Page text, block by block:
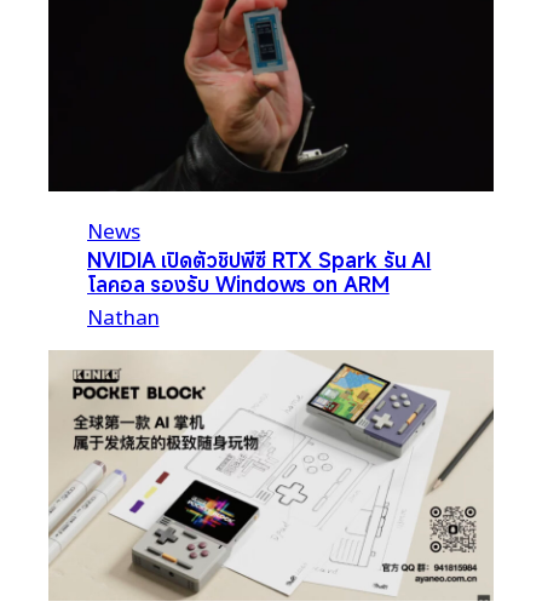
News
NVIDIA เปิดตัวชิปพีซี RTX Spark รัน AI
โลคอล รองรับ Windows on ARM
Nathan